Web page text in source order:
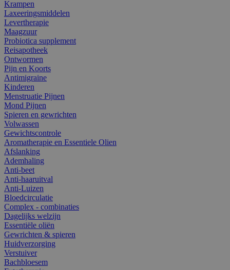
Krampen
Laxeeringsmiddelen
Levertherapie
Maagzuur
Probiotica supplement
Reisapotheek
Ontwormen
Pijn en Koorts
Antimigraine
Kinderen
Menstruatie Pijnen
Mond Pijnen
Spieren en gewrichten
Volwassen
Gewichtscontrole
Aromatherapie en Essentiele Olien
Afslanking
Ademhaling
Anti-beet
Anti-haaruitval
Anti-Luizen
Bloedcirculatie
Complex - combinaties
Dagelijks welzijn
Essentiële oliën
Gewrichten & spieren
Huidverzorging
Verstuiver
Bachbloesem